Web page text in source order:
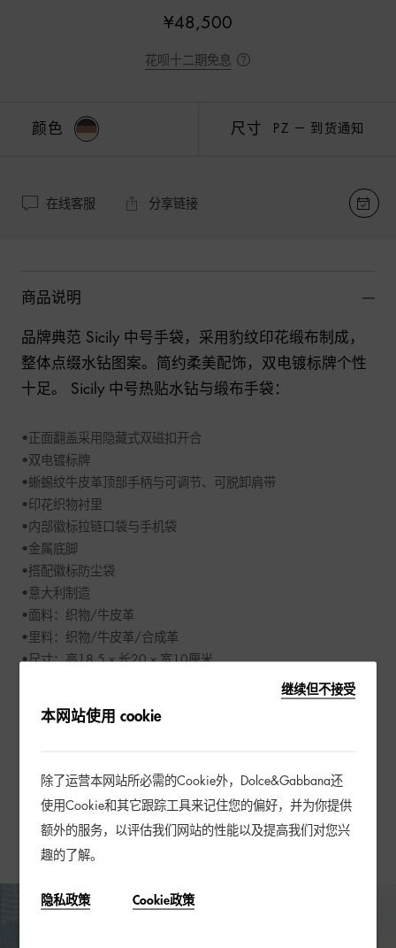
¥48,500
花呗十二期免息
颜色 尺寸 PZ — 到货通知
在线客服 分享链接
商品说明
品牌典范 Sicily 中号手袋，采用豹纹印花缎布制成，
整体点缀水钻图案。简约柔美配饰，双电镀标牌个性
十足。 Sicily 中号热贴水钻与缎布手袋：
•正面翻盖采用隐藏式双磁扣开合
•双电镀标牌
•蜥蜴纹牛皮革顶部手柄与可调节、可脱卸肩带
•印花织物衬里
•内部徽标拉链口袋与手机袋
•金属底脚
•搭配徽标防尘袋
•意大利制造
•面料：织物/牛皮革
•里料：织物/牛皮革/合成革
•尺寸：高18.5 x 长20 x 宽10厘米
配送及退换货
会员权益
礼品包装
继续但不接受
本网站使用 cookie
除了运营本网站所必需的Cookie外，Dolce&Gabbana还
使用Cookie和其它跟踪工具来记住您的偏好，并为你提供
额外的服务，以评估我们网站的性能以及提高我们对您兴
趣的了解。
隐私政策 Cookie政策